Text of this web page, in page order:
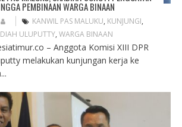
PEMBINAAN WARGA BINAAN
KANWIL PAS MALUKU, KUNJUNGI,
ULUPUTTY, WARGA BINAAN
– Anggota Komisi XIII DPR
melakukan kunjungan kerja ke